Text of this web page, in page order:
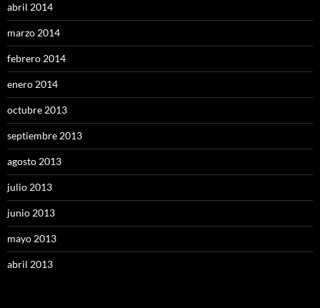
abril 2014
marzo 2014
febrero 2014
enero 2014
octubre 2013
septiembre 2013
agosto 2013
julio 2013
junio 2013
mayo 2013
abril 2013